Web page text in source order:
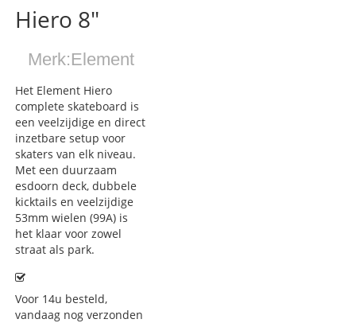
Hiero 8"
Merk:Element
Het Element Hiero
complete skateboard is
een veelzijdige en direct
inzetbare setup voor
skaters van elk niveau.
Met een duurzaam
esdoorn deck, dubbele
kicktails en veelzijdige
53mm wielen (99A) is
het klaar voor zowel
straat als park.
Voor 14u besteld,
vandaag nog verzonden